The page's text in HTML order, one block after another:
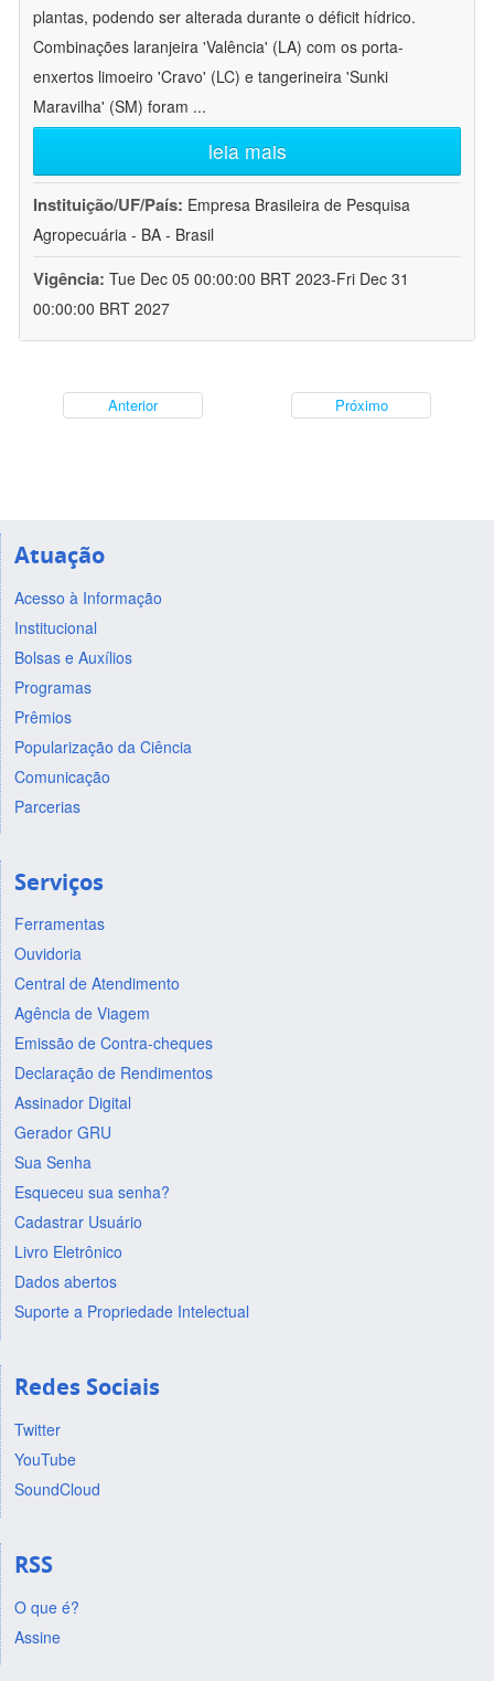
plantas, podendo ser alterada durante o déficit hídrico.
Combinações laranjeira 'Valência' (LA) com os porta-
enxertos limoeiro 'Cravo' (LC) e tangerineira 'Sunki
Maravilha' (SM) foram ...
leia mais
Instituição/UF/País: Empresa Brasileira de Pesquisa
Agropecuária - BA - Brasil
Vigência: Tue Dec 05 00:00:00 BRT 2023-Fri Dec 31
00:00:00 BRT 2027
Anterior Próximo
Atuação
Acesso à Informação
Institucional
Bolsas e Auxílios
Programas
Prêmios
Popularização da Ciência
Comunicação
Parcerias
Serviços
Ferramentas
Ouvidoria
Central de Atendimento
Agência de Viagem
Emissão de Contra-cheques
Declaração de Rendimentos
Assinador Digital
Gerador GRU
Sua Senha
Esqueceu sua senha?
Cadastrar Usuário
Livro Eletrônico
Dados abertos
Suporte a Propriedade Intelectual
Redes Sociais
Twitter
YouTube
SoundCloud
RSS
O que é?
Assine